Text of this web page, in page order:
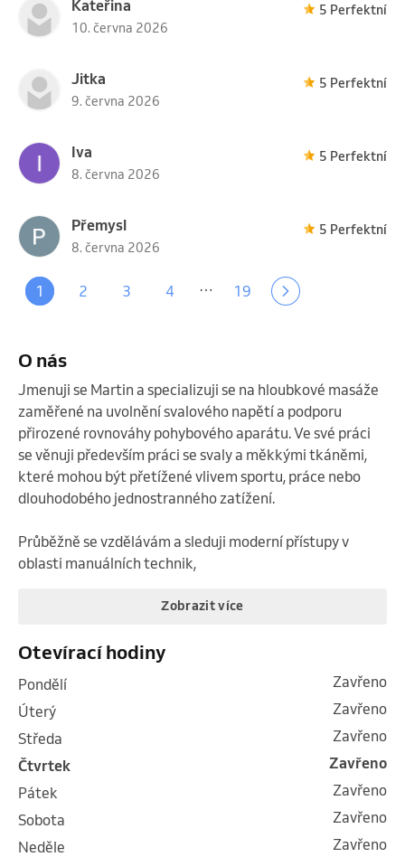
Kateřina
10. června 2026
5 Perfektní
Jitka
9. června 2026
5 Perfektní
Iva
8. června 2026
5 Perfektní
Přemysl
8. června 2026
5 Perfektní
1 2 3 4 … 19
O nás
Jmenuji se Martin a specializuji se na hloubkové masáže
zaměřené na uvolnění svalového napětí a podporu
přirozené rovnováhy pohybového aparátu. Ve své práci
se věnuji především práci se svaly a měkkými tkáněmi,
které mohou být přetížené vlivem sportu, práce nebo
dlouhodobého jednostranného zatížení.
Průběžně se vzdělávám a sleduji moderní přístupy v
oblasti manuálních technik,
Zobrazit více
Otevírací hodiny
pondělí
Zavřeno
úterý
Zavřeno
středa
Zavřeno
čtvrtek
Zavřeno
pátek
Zavřeno
sobota
Zavřeno
neděle
Zavřeno